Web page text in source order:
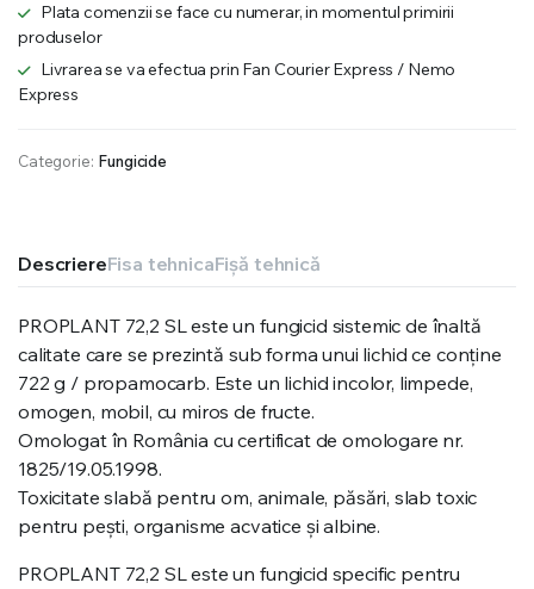
Plata comenzii se face cu numerar, in momentul primirii
produselor
Livrarea se va efectua prin Fan Courier Express / Nemo
Express
Categorie: Fungicide
DescriereFisa tehnicaFișă tehnică
PROPLANT 72,2 SL este un fungicid sistemic de înaltă
calitate care se prezintă sub forma unui lichid ce conține
722 g / propamocarb. Este un lichid incolor, limpede,
omogen, mobil, cu miros de fructe.
Omologat în România cu certificat de omologare nr.
1825/19.05.1998.
Toxicitate slabă pentru om, animale, păsări, slab toxic
pentru pești, organisme acvatice și albine.
PROPLANT 72,2 SL este un fungicid specific pentru